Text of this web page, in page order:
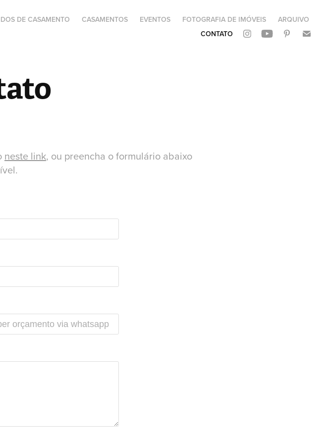
DE CASAMENTO CASAMENTOS EVENTOS FOTOGRAFIA DE IMÓVEIS
ARQUIVO
CONTATO
neste link, ou preencha o formulário abaixo